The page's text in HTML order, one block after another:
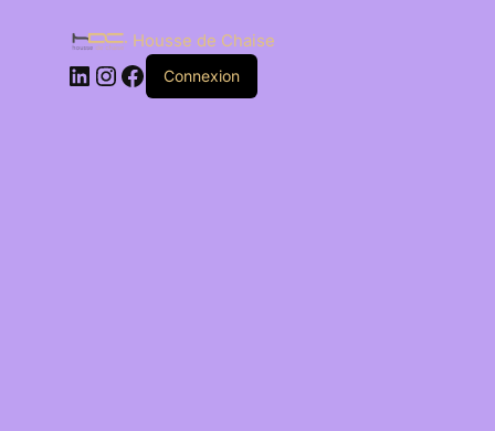
Housse de Chaise
Connexion